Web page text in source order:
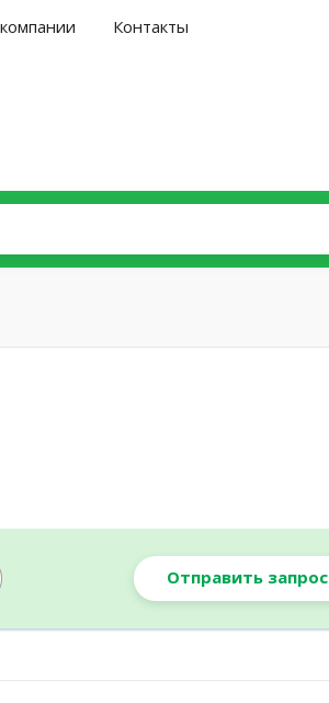
Контакты
Отправить запрос